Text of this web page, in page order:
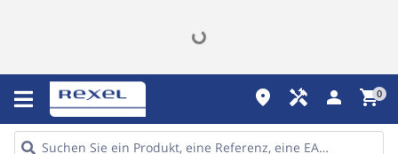
place handyman person shopping_cart0